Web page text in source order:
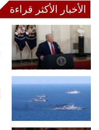
الأخبار الأكثر قراءة